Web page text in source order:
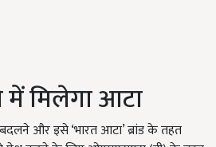
मिलेगा आटा
और इसे ‘भारत आटा’ ब्रांड के तहत